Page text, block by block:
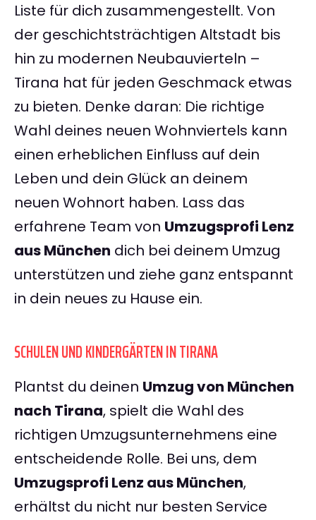
Liste für dich zusammengestellt. Von
der geschichtsträchtigen Altstadt bis
hin zu modernen Neubauvierteln –
Tirana hat für jeden Geschmack etwas
zu bieten. Denke daran: Die richtige
Wahl deines neuen Wohnviertels kann
einen erheblichen Einfluss auf dein
Leben und dein Glück an deinem
neuen Wohnort haben. Lass das
erfahrene Team von Umzugsprofi Lenz
aus München dich bei deinem Umzug
unterstützen und ziehe ganz entspannt
in dein neues zu Hause ein.
SCHULEN UND KINDERGÄRTEN IN TIRANA
Plantst du deinen Umzug von München
nach Tirana, spielt die Wahl des
richtigen Umzugsunternehmens eine
entscheidende Rolle. Bei uns, dem
Umzugsprofi Lenz aus München,
erhältst du nicht nur besten Service